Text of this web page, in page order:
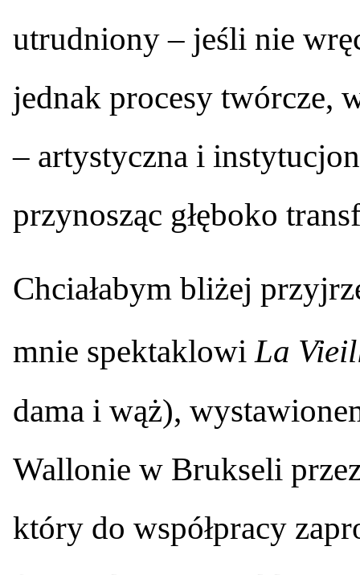
utrudniony – jeśli nie
jednak procesy twórcze,
– artystyczna i
przynosząc głęboko
Chciałabym bliżej
mnie spektaklowiLa
dama i wąż),
Wallonie w Brukseli
który do współpracy